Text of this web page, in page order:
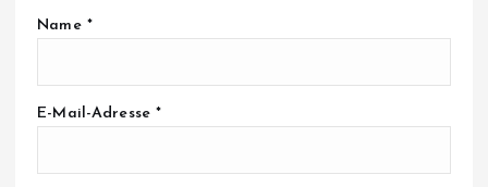
Name *
E-Mail-Adresse*